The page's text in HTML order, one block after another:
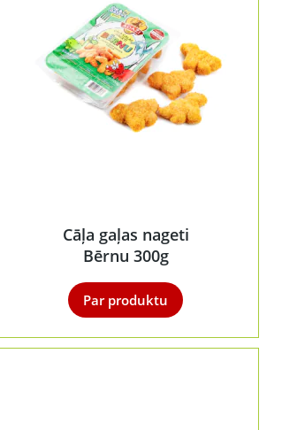
Cāļa gaļas nageti
Bērnu 300g
Par produktu